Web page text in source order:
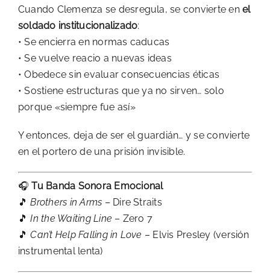
Cuando Clemenza se desregula, se convierte enel
soldado institucionalizado:
• Se encierra en normas caducas
• Se vuelve reacio a nuevas ideas
• Obedece sin evaluar consecuencias éticas
• Sostiene estructuras que ya no sirven… solo
porque «siempre fue así»
Y entonces, deja de ser el guardián… y se convierte
en el portero de una prisión invisible.
🎧Tu Banda Sonora Emocional
🎵Brothers in Arms – Dire Straits
🎵In the Waiting Line – Zero 7
🎵Can’t Help Falling in Love – Elvis Presley (versión
instrumental lenta)